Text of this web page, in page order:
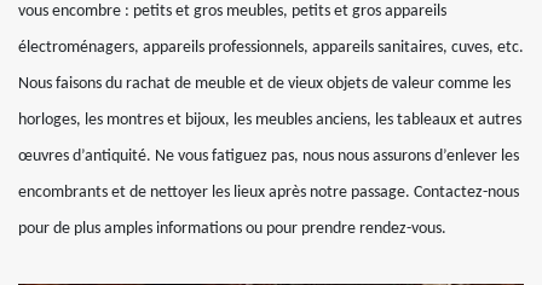
vous encombre : petits et gros meubles, petits et gros appareils
électroménagers, appareils professionnels, appareils sanitaires, cuves, etc.
Nous faisons du rachat de meuble et de vieux objets de valeur comme les
horloges, les montres et bijoux, les meubles anciens, les tableaux et autres
œuvres d’antiquité. Ne vous fatiguez pas, nous nous assurons d’enlever les
encombrants et de nettoyer les lieux après notre passage. Contactez-nous
pour de plus amples informations ou pour prendre rendez-vous.